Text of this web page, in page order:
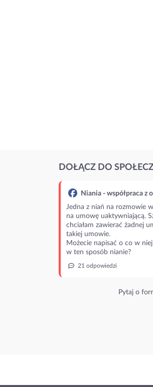
DOŁĄCZ DO
Niania - współpraca z
Jedna z niań na rozmowie
na umowę uaktywniającą.
chciałam zawierać żadnej
takiej umowie.
Możecie napisać o co w
w ten sposób nianie?
21 odpowiedzi
Pytaj o